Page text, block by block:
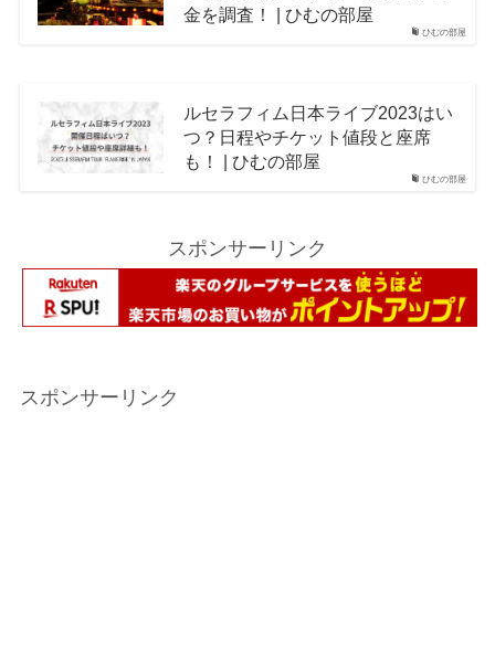
ひむの部屋
金を調査！ | ひむの部屋
ひむの部屋
ルセラフィム日本ライブ2023はい
つ？日程やチケット値段と座席
も！ | ひむの部屋
スポンサーリンク
スポンサーリンク